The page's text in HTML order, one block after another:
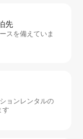
先
スを備えていま
ョンレンタルの
す